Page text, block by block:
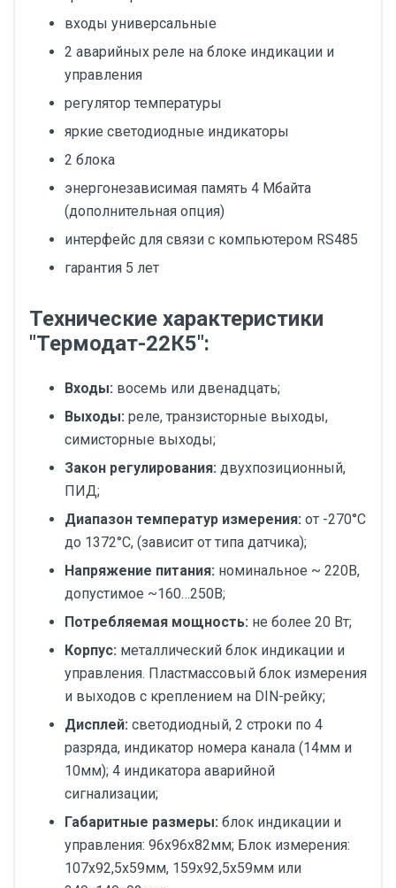
входы универсальные
2 аварийных реле на блоке индикации и
управления
регулятор температуры
яркие светодиодные индикаторы
2 блока
энергонезависимая память 4 Мбайта
(дополнительная опция)
интерфейс для связи с компьютером RS485
гарантия 5 лет
Технические характеристики
"Термодат-22К5":
Входы: восемь или двенадцать;
Выходы: реле, транзисторные выходы,
симисторные выходы;
Закон регулирования: двухпозиционный,
ПИД;
Диапазон температур измерения: от -270°С
до 1372°С, (зависит от типа датчика);
Напряжение питания: номинальное ~ 220В,
допустимое ~160…250В;
Потребляемая мощность: не более 20 Вт;
Корпус: металлический блок индикации и
управления. Пластмассовый блок измерения
и выходов с креплением на DIN-рейку;
Дисплей: светодиодный, 2 строки по 4
разряда, индикатор номера канала (14мм и
10мм); 4 индикатора аварийной
сигнализации;
Габаритные размеры: блок индикации и
управления: 96х96х82мм; Блок измерения:
107х92,5х59мм, 159х92,5х59мм или